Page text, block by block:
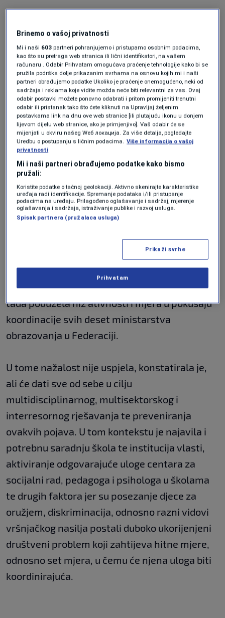
Također, ministrica će sazvati hitni sastanak
sa svim kantonalnim ministrima obrazovanja o
sigurnosti u školama, koji će možda biti održan
već u petak u Mostaru.
Duraković je pozvala sve kantonalne ministre
obrazovanja u Federaciji da se odazovu, kao i
da budu ispoštovani današnji zaključci
Federalne vlade.
U principu, zaključila je da se s problemom ove
vrste treba boriti strateški jer takav pristup
nedostaje iako ima vizija za njegovo
rješavanje.
Po preuzimanju aktuelnog mandata, navela je
ministrica, desila se pucnjava u Osnovnoj školi
„Vladislav Ribnikar“ u Beogradu, pa je ona već
tada poduzela niz ativnosti i mjera u pokušaju
koordinacije svih deset ministarstva
obrazovanja u Federaciji.
U tome nažalost nije uspjela, konstatirala je,
ali će dati sve od sebe u cilju
multidisciplinarnog, multisektorskog i
interresornog rješavanja te preveniranja
ovakvih pojava. U tom kontekstu je najavila i
potrebnu saradnju škola te institucija vlasti,
aktiviranje odgovarajuće uloge centara za
socijalni rad, pedagoga i psihologa u školama
te drugih faktora jer su posezanje djece za
oružjem, diskriminacija, odnosno razni vidovi
vršnjačkog nasilja postali duboko ukorijenjeni
društveni problem koji zahtijeva hitne mjere,
odnosno set mjera, u čemu će njena uloga biti
koordinirajuća.
Brinemo o vašoj privatnosti
Mi i naši 603 partneri pohranjujemo i pristupamo osobnim podacima,
kao što su pretraga web stranica ili lični identifikatori, na vašem
računaru . Odabir Prihvatam omogućava praćenje tehnologije kako bi se
pružila podrška dolje prikazanim svrhama na osnovu kojih mi i naši
partneri obrađujemo podatke Ukoliko je praćenje onemogućeno, neki od
sadržaja i reklama koje vidite možda neće biti relevantni za vas. Ovaj
odabir postavki možete ponovno odabrati i pritom promijeniti trenutni
odabir ili pristanak tako što ćete kliknuti na Upravljaj željenim
postavkama link na dnu ove web stranice [ili plutajuću ikonu u donjem
lijevom dijelu web stranice, ako je primjenjivo]. Vaš odabir će se
mijenjati u okviru našeg Wеб локација. Za više detalja, pogledajte
Uredbu o postupanju s ličnim podacima. Više informacija o vašoj
privatnosti
Mi i naši partneri obrađujemo podatke kako bismo
pružali:
Koristite podatke o tačnoj geolokaciji. Aktivno skenirajte karakteristike
uređaja radi identifikacije. Spremanje podataka i/ili pristupanje
podacima na uređaju. Prilagođeno oglašavanje i sadržaj, mjerenje
oglašavanja i sadržaja, istraživanje publike i razvoj usluga.
Spisak partnera (pružalaca usluga)
Prikaži svrhe
Prihvatam